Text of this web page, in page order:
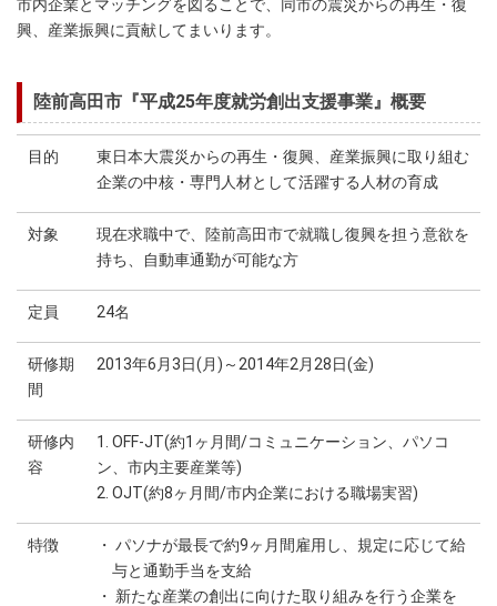
市内企業とマッチングを図ることで、同市の震災からの再生・復
興、産業振興に貢献してまいります。
陸前高田市『平成25年度就労創出支援事業』概要
目的
東日本大震災からの再生・復興、産業振興に取り組む
企業の中核・専門人材として活躍する人材の育成
対象
現在求職中で、陸前高田市で就職し復興を担う意欲を
持ち、自動車通勤が可能な方
定員 24名
研修期
間
2013年6月3日(月)～2014年2月28日(金)
研修内
容
1. OFF‐JT(約1ヶ月間/コミュニケーション、パソコ
ン、市内主要産業等)
2. OJT(約8ヶ月間/市内企業における職場実習)
特徴
・ パソナが最長で約9ヶ月間雇用し、規定に応じて給
与と通勤手当を支給
・ 新たな産業の創出に向けた取り組みを行う企業を